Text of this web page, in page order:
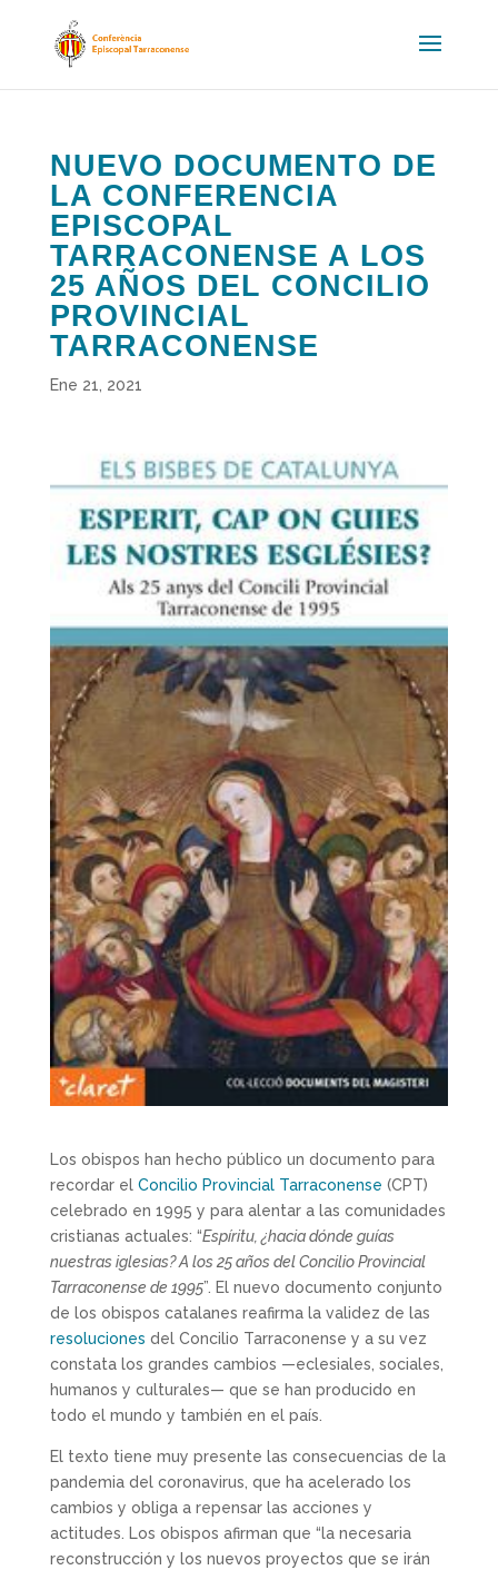
NUEVO DOCUMENTO DE
LA CONFERENCIA
EPISCOPAL
TARRACONENSE A LOS
25 AÑOS DEL CONCILIO
PROVINCIAL
TARRACONENSE
Ene 21, 2021
Los obispos han hecho público un documento para
recordar el Concilio Provincial Tarraconense (CPT)
celebrado en 1995 y para alentar a las comunidades
cristianas actuales: “Espíritu, ¿hacia dónde guías
nuestras iglesias? A los 25 años del Concilio Provincial
Tarraconense de 1995”. El nuevo documento conjunto
de los obispos catalanes reafirma la validez de las
resoluciones del Concilio Tarraconense y a su vez
constata los grandes cambios —eclesiales, sociales,
humanos y culturales— que se han producido en
todo el mundo y también en el país.
El texto tiene muy presente las consecuencias de la
pandemia del coronavirus, que ha acelerado los
cambios y obliga a repensar las acciones y
actitudes. Los obispos afirman que “la necesaria
reconstrucción y los nuevos proyectos que se irán